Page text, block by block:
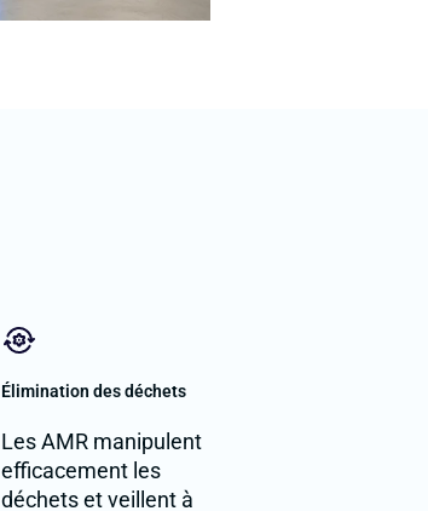
Élimination des déchets
Les AMR manipulent
efficacement les
déchets et veillent à